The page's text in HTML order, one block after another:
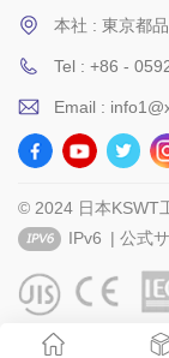
本社 : 東京都
Tel : +86 -
Email :
© 2024 日本KSWT
IPv6 | 公式